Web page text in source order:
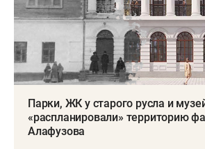
Парки, ЖК у старого русла и
«распланировали» территорию
Алафузова